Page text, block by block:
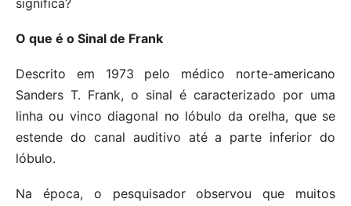
significa?
O que é o Sinal de Frank
Descrito em 1973 pelo médico norte-americano
Sanders T. Frank, o sinal é caracterizado por uma
linha ou vinco diagonal no lóbulo da orelha, que se
estende do canal auditivo até a parte inferior do
lóbulo.
Na época, o pesquisador observou que muitos